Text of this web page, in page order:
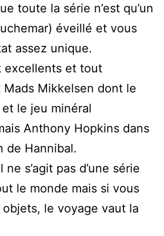
toute la série n’est qu’un
éveillé et vous
assez unique.
excellents et tout
Mikkelsen dont le
le jeu minéral
Anthony Hopkins dans
de Hannibal.
s’agit pas d’une série
le monde mais si vous
le voyage vaut la